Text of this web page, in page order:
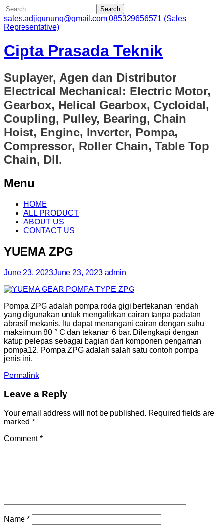
Search
for:
sales.adjigunung@gmail.com 085329656571 (Sales
Representative)
Cipta Prasada Teknik
Suplayer, Agen dan Distributor
Electrical Mechanical: Electric Motor,
Gearbox, Helical Gearbox, Cycloidal,
Coupling, Pulley, Bearing, Chain
Hoist, Engine, Inverter, Pompa,
Compressor, Roller Chain, Table Top
Chain, Dll.
Menu
Skip
content
HOME
ALL PRODUCT
ABOUT US
CONTACT US
YUEMA ZPG
June 23, 2023June 23, 2023 admin
Pompa ZPG adalah pompa roda gigi bertekanan rendah
yang digunakan untuk mengalirkan cairan tanpa padatan
abrasif mekanis. Itu dapat menangani cairan dengan suhu
maksimum 80 ° C dan tekanan 6 bar. Dilengkapi dengan
katup pelepas sebagai bagian dari komponen pengaman
pompa12. Pompa ZPG adalah salah satu contoh pompa
jenis ini.
Permalink
Leave a Reply
Your email address will not be published. Required fields are
marked *
Comment*
Name *